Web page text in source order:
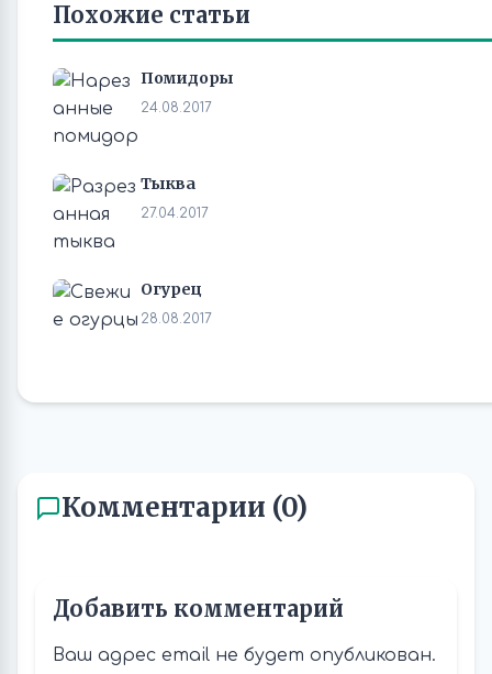
Похожие статьи
Помидоры
24.08.2017
Тыква
27.04.2017
Огурец
28.08.2017
Комментарии (0)
Добавить комментарий
Ваш адрес email не будет опубликован.